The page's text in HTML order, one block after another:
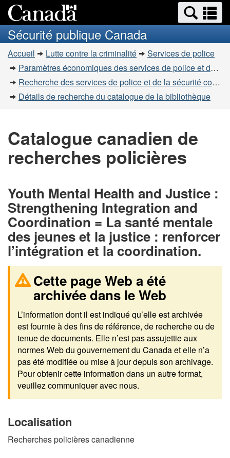
au
contenu
principal
à
la
version
HTML
simplifiée
Recherche
et
menus
et
Sécurité publique Canada
Vous
êtes
ici
Accueil Lutte contre la criminalité
Services de police
Paramètres économiques des services de police et de la sécurité communautaire
Recherche des services de police et de la sécurité communautaire
Détails de recherche du catalogue de la bibliothèque
Catalogue canadien de
recherches policières
Youth Mental Health and Justice :
Strengthening Integration and
Coordination = La santé mentale
des jeunes et la justice : renforcer
l’intégration et la coordination.
Cette page Web a été
archivée dans le Web
L’information dont il est indiqué qu’elle est archivée
est fournie à des fins de référence, de recherche ou de
tenue de documents. Elle n’est pas assujettie aux
normes Web du gouvernement du Canada et elle n’a
pas été modifiée ou mise à jour depuis son archivage.
Pour obtenir cette information dans un autre format,
veuillez communiquer avec nous.
Localisation
Recherches policières canadienne